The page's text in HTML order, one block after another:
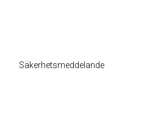
Säkerhetsmeddelande